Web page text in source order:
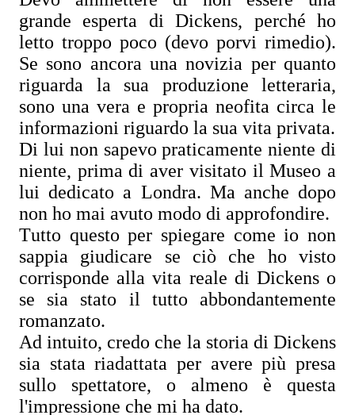
grande esperta di Dickens, perché ho
letto troppo poco (devo porvi rimedio).
Se sono ancora una novizia per quanto
riguarda la sua produzione letteraria,
sono una vera e propria neofita circa le
informazioni riguardo la sua vita privata.
Di lui non sapevo praticamente niente di
niente, prima di aver visitato il Museo a
lui dedicato a Londra. Ma anche dopo
non ho mai avuto modo di approfondire.
Tutto questo per spiegare come io non
sappia giudicare se ciò che ho visto
corrisponde alla vita reale di Dickens o
se sia stato il tutto abbondantemente
romanzato.
Ad intuito, credo che la storia di Dickens
sia stata riadattata per avere più presa
sullo spettatore, o almeno è questa
l'impressione che mi ha dato.